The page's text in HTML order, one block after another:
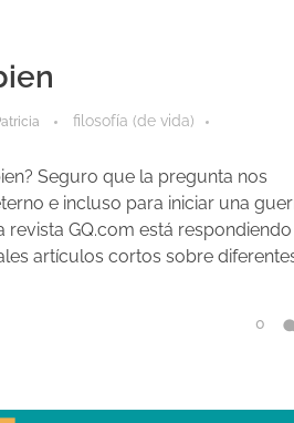
filosofía (de vida)
Seguro que la pregunta nos
e incluso para iniciar una
revista GQ.com está respondiendo
artículos cortos sobre
0